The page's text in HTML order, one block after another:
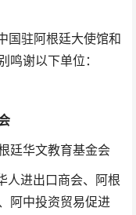
驻阿根廷大使馆和
鸣谢以下单位：
廷华文教育基金会
人进出口商会、阿根
阿中投资贸易促进